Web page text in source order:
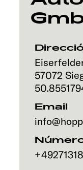
57072
Email